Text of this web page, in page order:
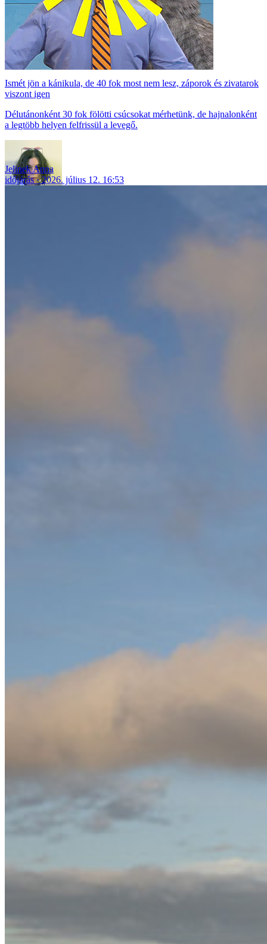
Ismét jön a kánikula, de 40 fok most nem lesz, záporok és zivatarok
viszont igen
Délutánonként 30 fok fölötti csúcsokat mérhetünk, de hajnalonként
a legtöbb helyen felfrissül a levegő.
Jelinek Anna
időjárás
2026. július 12. 16:53